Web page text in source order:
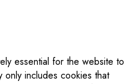
essential for the website to
only includes cookies that